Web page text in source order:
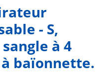
- S,
à 4
baïonnette.